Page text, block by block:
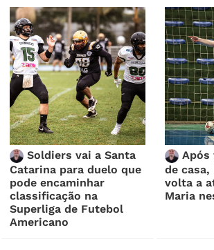
Soldiers vai a Santa
Catarina para duelo que
pode encaminhar
classificação na
Superliga de Futebol
Americano
Após
de casa,
volta a
Maria